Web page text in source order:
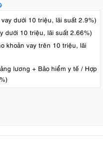
dưới 10 triệu, lãi suất 2.9%)
dưới 10 triệu, lãi suất 2.66%)
khoản vay trên 10 triệu, lãi
lương + Bảo hiểm y tế / Hợp